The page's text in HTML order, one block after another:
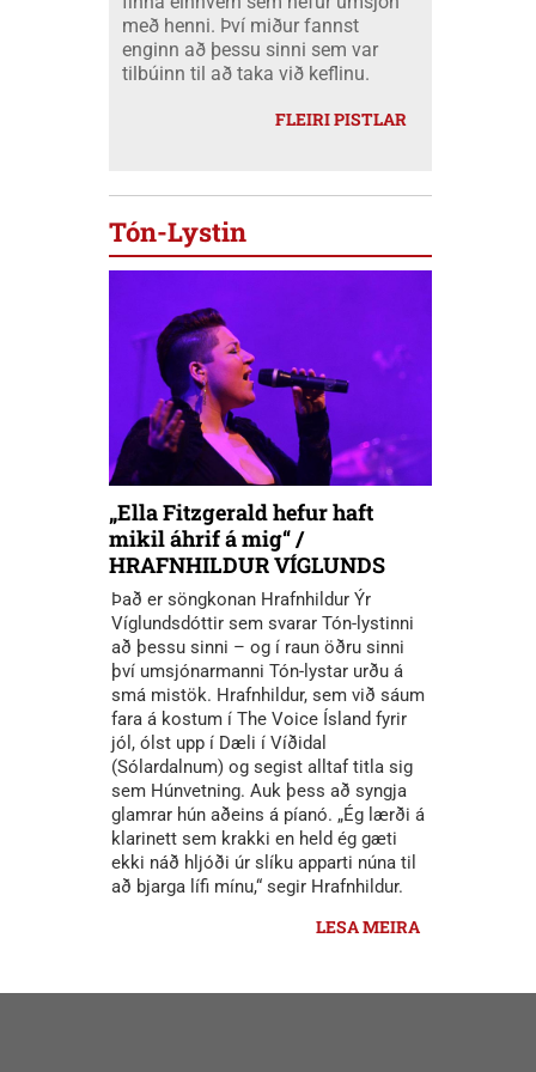
með henni. Því miður fannst
enginn að þessu sinni sem var
tilbúinn til að taka við keflinu.
FLEIRI PISTLAR
Tón-Lystin
„Ella Fitzgerald hefur haft
mikil áhrif á mig“ /
HRAFNHILDUR VÍGLUNDS
Það er söngkonan Hrafnhildur Ýr
Víglundsdóttir sem svarar Tón-lystinni
að þessu sinni – og í raun öðru sinni
því umsjónarmanni Tón-lystar urðu á
smá mistök. Hrafnhildur, sem við sáum
fara á kostum í The Voice Ísland fyrir
jól, ólst upp í Dæli í Víðidal
(Sólardalnum) og segist alltaf titla sig
sem Húnvetning. Auk þess að syngja
glamrar hún aðeins á píanó. „Ég lærði á
klarinett sem krakki en held ég gæti
ekki náð hljóði úr slíku apparti núna til
að bjarga lífi mínu,“ segir Hrafnhildur.
LESA MEIRA